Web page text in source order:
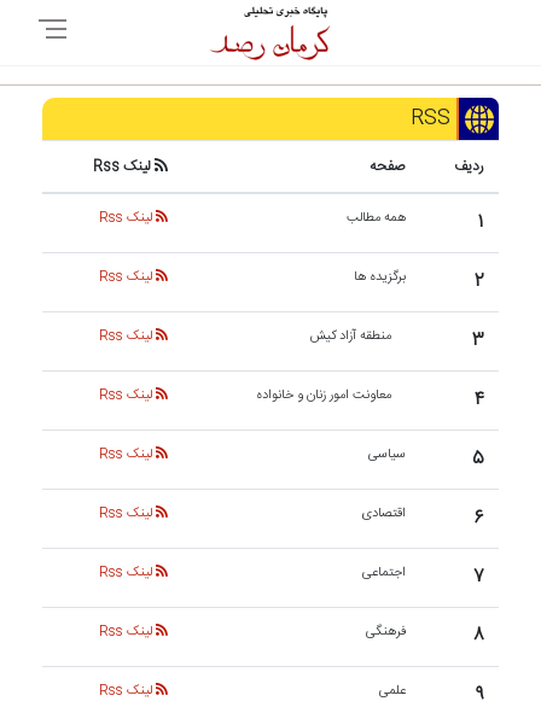
RSS
ردیف صفحه لینک Rss
۱ همه مطالب لینک Rss
۲ برگزیده ها لینک Rss
۳ منطقه آزاد کیش لینک Rss
۴ معاونت امور زنان و خانواده لینک Rss
۵ سیاسی لینک Rss
۶ اقتصادی لینک Rss
۷ اجتماعی لینک Rss
۸ فرهنگی لینک Rss
۹ علمی لینک Rss